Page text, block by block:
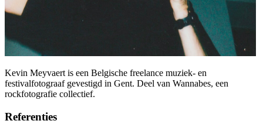
Kevin Meyvaert is een Belgische freelance muziek- en
festivalfotograaf gevestigd in Gent. Deel van Wannabes, een
rockfotografie collectief.
Referenties